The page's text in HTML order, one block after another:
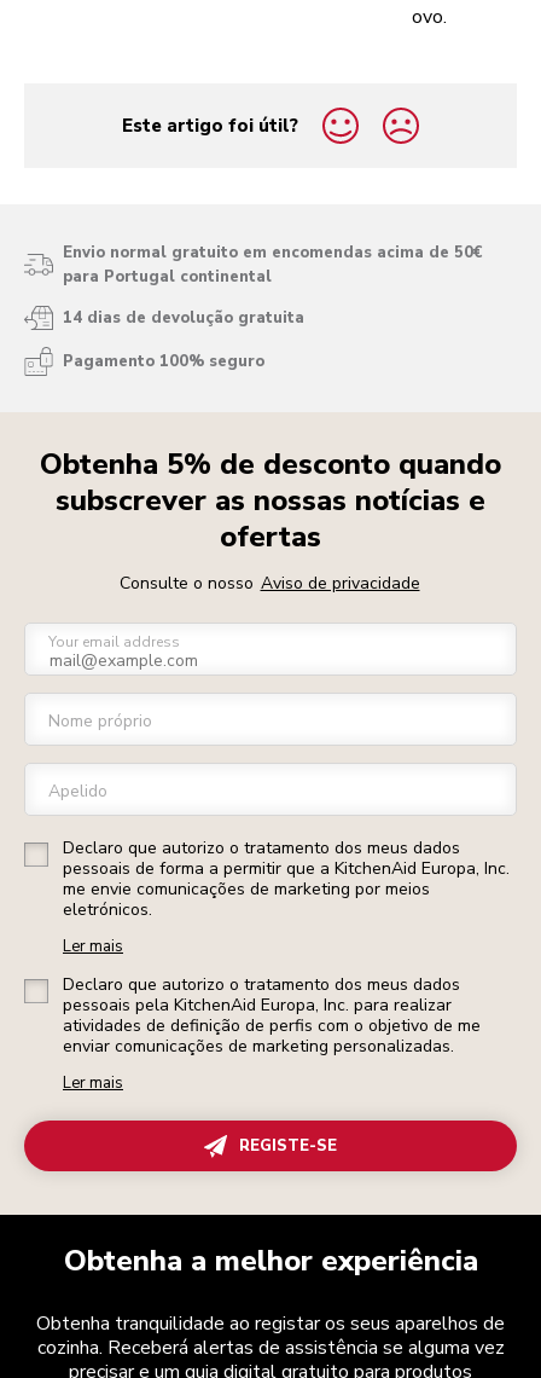
ovo.
Este artigo foi útil?
yes
no
Envio normal gratuito em encomendas acima de 50€
para Portugal continental
14 dias de devolução gratuita
Pagamento 100% seguro
Obtenha 5% de desconto quando
subscrever as nossas notícias e
ofertas
Consulte o nosso Aviso de privacidade
Your email address
Nome próprio
Apelido
Declaro que autorizo o tratamento dos meus dados
pessoais de forma a permitir que a KitchenAid Europa, Inc.
me envie comunicações de marketing por meios
eletrónicos.
Ler mais
Declaro que autorizo o tratamento dos meus dados
pessoais pela KitchenAid Europa, Inc. para realizar
atividades de definição de perfis com o objetivo de me
enviar comunicações de marketing personalizadas.
Ler mais
REGISTE-SE
Obtenha a melhor experiência
Obtenha tranquilidade ao registar os seus aparelhos de
cozinha. Receberá alertas de assistência se alguma vez
precisar e um guia digital gratuito para produtos